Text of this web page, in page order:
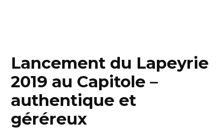
Lancement du Lapeyrie
2019 au Capitole –
authentique et
géréreux